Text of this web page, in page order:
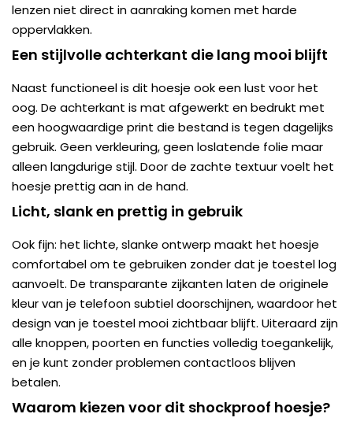
lenzen niet direct in aanraking komen met harde
oppervlakken.
Een stijlvolle achterkant die lang mooi blijft
Naast functioneel is dit hoesje ook een lust voor het
oog. De achterkant is mat afgewerkt en bedrukt met
een hoogwaardige print die bestand is tegen dagelijks
gebruik. Geen verkleuring, geen loslatende folie maar
alleen langdurige stijl. Door de zachte textuur voelt het
hoesje prettig aan in de hand.
Licht, slank en prettig in gebruik
Ook fijn: het lichte, slanke ontwerp maakt het hoesje
comfortabel om te gebruiken zonder dat je toestel log
aanvoelt. De transparante zijkanten laten de originele
kleur van je telefoon subtiel doorschijnen, waardoor het
design van je toestel mooi zichtbaar blijft. Uiteraard zijn
alle knoppen, poorten en functies volledig toegankelijk,
en je kunt zonder problemen contactloos blijven
betalen.
Waarom kiezen voor dit shockproof hoesje?